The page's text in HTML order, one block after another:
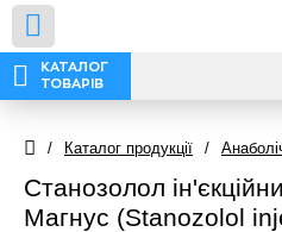
КАТАЛОГ
ТОВАРІВ
/ Каталог продукції /
Станозолол
Магнус (Stanozolol